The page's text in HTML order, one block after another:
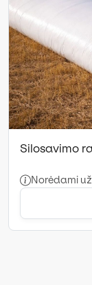
Silosavimo
Norėdami